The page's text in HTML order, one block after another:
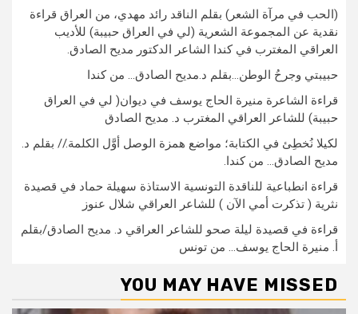
(الحب في مرآة الشعر) بقلم الناقد رائد مهدي، من العراق قراءة
نقدية عن المجموعة الشعرية (لي في العراق حبيبة) للأديب
العراقي المغترب في كندا الشاعر الدكتور مديح الصادق.
حبيبتي وجرحُ الوطن…بقلم د.مديح الصادق… من كندا
قراءة الشاعرة منيرة الحاج يوسف في ديوان( لي في العراق
حبيبة) للشاعر العراقي المغترب د. مديح الصادق
لكيلا نُخطِئ في الكتابة؛ مواضع همزة الوصل أوَّل الكلمة.// بقلم د.
مديح الصادق… من كندا.
قراءة انطباعية للناقدة التونسية الاستاذة سهيلة حماد في قصيدة
نثرية ( تذكرت أمي الآن ) للشاعر العراقي شلال عنوز
قراءة في قصيدة ليلة صحو للشاعر العراقي د. مديح الصادق/بقلم
أ. منيرة الحاج يوسف… من تونس
YOU MAY HAVE MISSED